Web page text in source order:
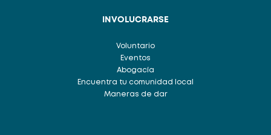
INVOLUCRARSE
Voluntario
Eventos
Abogacía
Encuentra tu comunidad local
Maneras de dar